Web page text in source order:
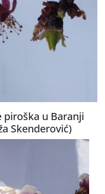
piroška u Baranji
Skenderović)